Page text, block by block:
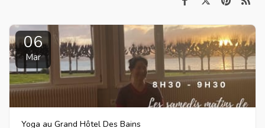
06
Mar
Yoga au Grand Hôtel Des Bains